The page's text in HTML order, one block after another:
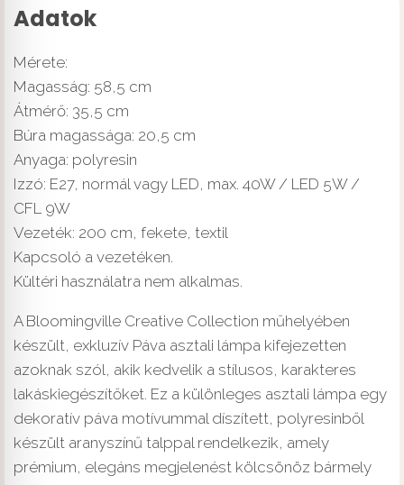
Adatok
Mérete:
Magasság: 58,5 cm
Átmérő: 35,5 cm
Búra magassága: 20,5 cm
Anyaga: polyresin
Izzó: E27, normál vagy LED, max. 40W / LED 5W /
CFL 9W
Vezeték: 200 cm, fekete, textil
Kapcsoló a vezetéken.
Kültéri használatra nem alkalmas.
A Bloomingville Creative Collection műhelyében
készült, exkluzív Páva asztali lámpa kifejezetten
azoknak szól, akik kedvelik a stílusos, karakteres
lakáskiegészítőket. Ez a különleges asztali lámpa egy
dekoratív páva motívummal díszített, polyresinből
készült aranyszínű talppal rendelkezik, amely
prémium, elegáns megjelenést kölcsönöz bármely